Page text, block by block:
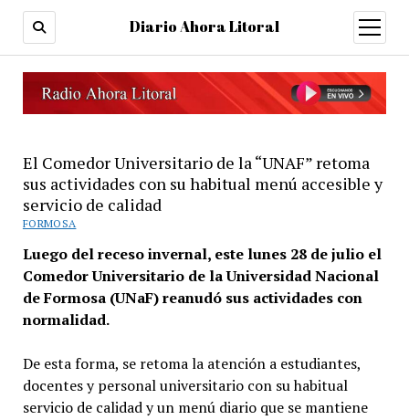
Diario Ahora Litoral
open
menu
El Comedor Universitario de la “UNAF” retoma
sus actividades con su habitual menú accesible y
servicio de calidad
FORMOSA
Luego del receso invernal, este lunes 28 de julio el
Comedor Universitario de la Universidad Nacional
de Formosa (UNaF) reanudó sus actividades con
normalidad.
De esta forma, se retoma la atención a estudiantes,
docentes y personal universitario con su habitual
servicio de calidad y un menú diario que se mantiene